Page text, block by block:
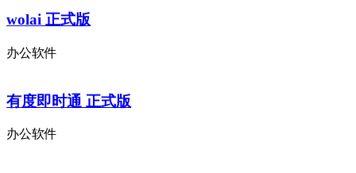
wolai 正式版
办公软件
有度即时通 正式版
办公软件